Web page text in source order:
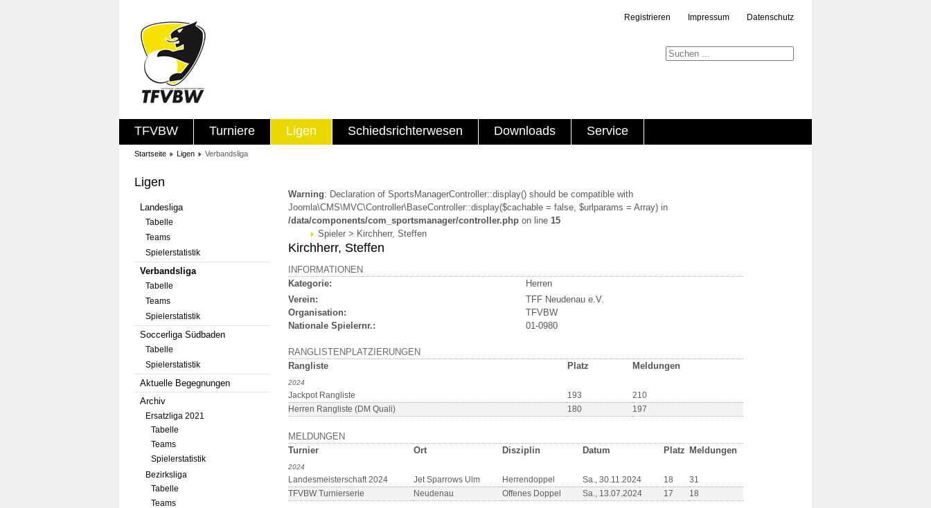
Registrieren Impressum Datenschutz
TFVBW Turniere Ligen Schiedsrichterwesen Downloads Service
Startseite Ligen Verbandsliga
Ligen
Landesliga
Tabelle
Teams
Spielerstatistik
Verbandsliga
Tabelle
Teams
Spielerstatistik
Soccerliga Südbaden
Tabelle
Spielerstatistik
Aktuelle Begegnungen
Archiv
Ersatzliga 2021
Tabelle
Teams
Spielerstatistik
Bezirksliga
Tabelle
Teams
Warning: Declaration of SportsManagerController::display() should be compatible with
Joomla\CMS\MVC\Controller\BaseController::display($cachable = false, $urlparams = Array) in
/data/components/com_sportsmanager/controller.php on line 15
Spieler > Kirchherr, Steffen
Kirchherr, Steffen
INFORMATIONEN
Kategorie:
Herren
Verein:
TFF Neudenau e.V.
Organisation:
TFVBW
Nationale Spielernr.:
01-0980
RANGLISTENPLATZIERUNGEN
Rangliste
Platz Meldungen
2024
Jackpot Rangliste 193
210
Herren Rangliste (DM Quali)
180 197
MELDUNGEN
Turnier
Ort Disziplin Datum Platz Meldungen
2024
Landesmeisterschaft 2024 Jet Sparrows Ulm Herrendoppel Sa., 30.11.2024 18
31
TFVBW Turnierserie
Neudenau Offenes Doppel Sa., 13.07.2024 17 18